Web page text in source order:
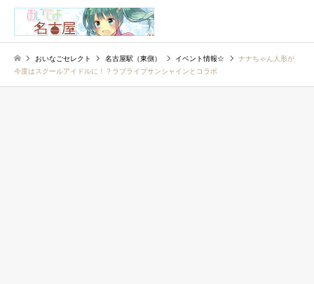
おいなごセレクト 名古屋駅（東側） イベント情報☆
ナナちゃん人形が
今度はスクールアイドルに！？ラブライブサンシャインとコラボ